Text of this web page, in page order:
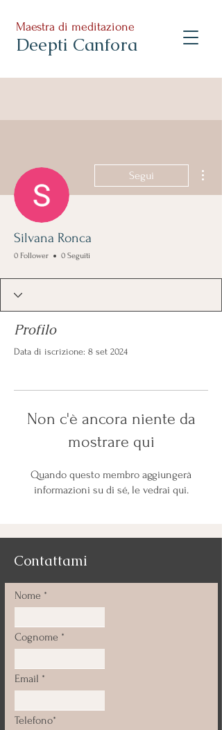
Maestra di meditazione
Deepti Canfora
Segui
Silvana Ronca
0 Follower 0 Seguiti
Profilo
Data di iscrizione: 8 set 2024
Non c'è ancora niente da
mostrare qui
Quando questo membro aggiungerà
informazioni su di sé, le vedrai qui.
Contattami
Nome
Cognome
Email
Telefono*